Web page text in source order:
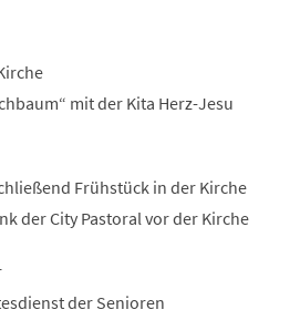
mit der Kita Herz-Jesu
Frühstück in der Kirche
der City Pastoral vor der Kirche
der Senioren